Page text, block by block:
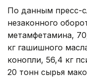
По данным пресс-
незаконного
метамфетамина,
кг гашишного
конопли, 56,4 кг
20 тонн сырья